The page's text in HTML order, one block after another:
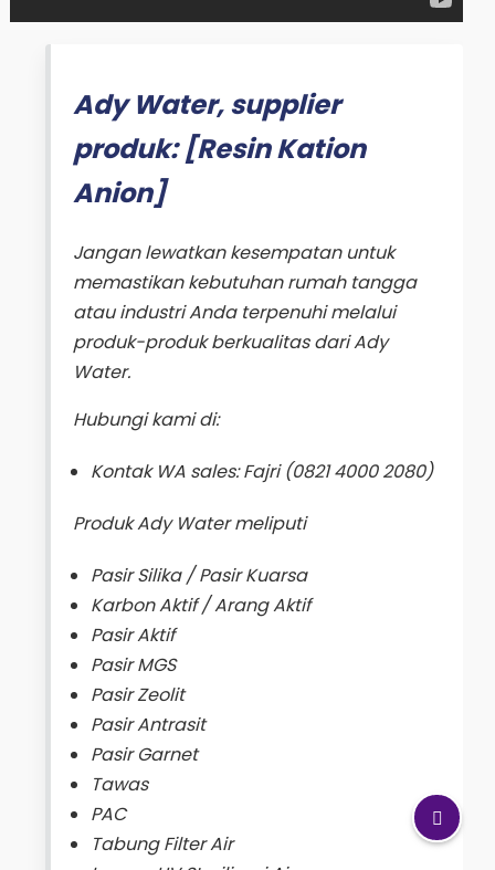
Ady Water, supplier
produk: [Resin Kation
Anion]
Jangan lewatkan kesempatan untuk
memastikan kebutuhan rumah tangga
atau industri Anda terpenuhi melalui
produk-produk berkualitas dari Ady
Water.
Hubungi kami di:
Kontak WA sales: Fajri (0821 4000 2080)
Produk Ady Water meliputi
Pasir Silika / Pasir Kuarsa
Karbon Aktif / Arang Aktif
Pasir Aktif
Pasir MGS
Pasir Zeolit
Pasir Antrasit
Pasir Garnet
Tawas
PAC
Tabung Filter Air